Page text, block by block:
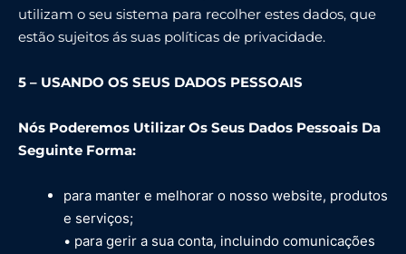
utilizam o seu sistema para recolher estes dados, que
estão sujeitos ás suas políticas de privacidade.
5 – USANDO OS SEUS DADOS PESSOAIS
Nós Poderemos Utilizar Os Seus Dados Pessoais Da
Seguinte Forma:
para manter e melhorar o nosso website, produtos
e serviços;
• para gerir a sua conta, incluindo comunicações